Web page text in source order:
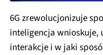
6G zrewolucjonizuje
inteligencja wnioskuje,
interakcje i w jaki